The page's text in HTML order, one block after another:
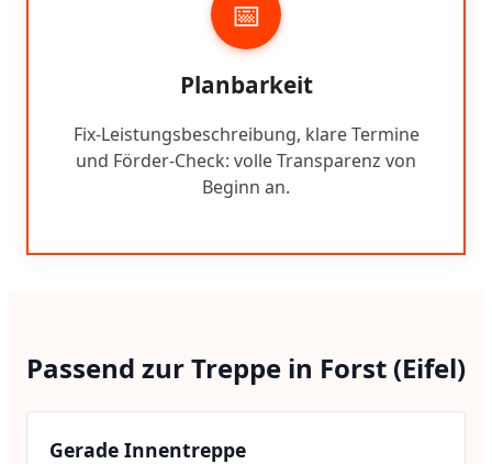
📅
Planbarkeit
Fix-Leistungsbeschreibung, klare Termine
und Förder-Check: volle Transparenz von
Beginn an.
Passend zur Treppe in Forst (Eifel)
Gerade Innentreppe